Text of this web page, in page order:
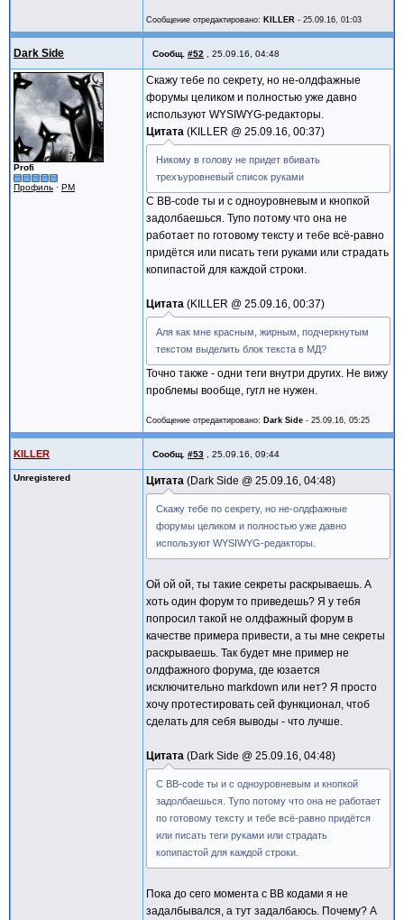
Сообщение отредактировано: KILLER - 25.09.16, 01:03
Dark Side Сообщ. #52 25.09.16, 04:48
Profi
Профиль · PM
Скажу тебе по секрету, но не-олдфажные
форумы целиком и полностью уже давно
используют WYSIWYG-редакторы.
Цитата
KILLER @ 25.09.16, 00:37
Никому в голову не придет вбивать
трехъуровневый список руками
С BB-code ты и с одноуровневым и кнопкой
задолбаешься. Тупо потому что она не
работает по готовому тексту и тебе всё-равно
придётся или писать теги руками или страдать
копипастой для каждой строки.
Цитата KILLER @ 25.09.16, 00:37
Аля как мне красным, жирным, подчеркнутым
текстом выделить блок текста в МД?
Точно также - одни теги внутри других. Не вижу
проблемы вообще, гугл не нужен.
Сообщение отредактировано: Dark Side - 25.09.16, 05:25
KILLER Сообщ. #53 25.09.16, 09:44
Unregistered Цитата Dark Side @ 25.09.16, 04:48
Скажу тебе по секрету, но не-олдфажные
форумы целиком и полностью уже давно
используют WYSIWYG-редакторы.
Ой ой ой, ты такие секреты раскрываешь. А
хоть один форум то приведешь? Я у тебя
попросил такой не олдфажный форум в
качестве примера привести, а ты мне секреты
раскрываешь. Так будет мне пример не
олдфажного форума, где юзается
исключительно markdown или нет? Я просто
хочу протестировать сей функционал, чтоб
сделать для себя выводы - что лучше.
Цитата Dark Side @ 25.09.16, 04:48
С BB-code ты и с одноуровневым и кнопкой
задолбаешься. Тупо потому что она не работает
по готовому тексту и тебе всё-равно придётся
или писать теги руками или страдать
копипастой для каждой строки.
Пока до сего момента с BB кодами я не
задалбывался, а тут задалбаюсь. Почему? А